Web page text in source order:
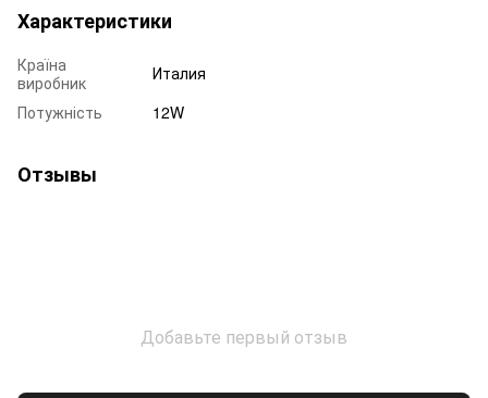
Характеристики
Країна
виробник
Италия
Потужність
12W
Отзывы
Добавьте первый отзыв